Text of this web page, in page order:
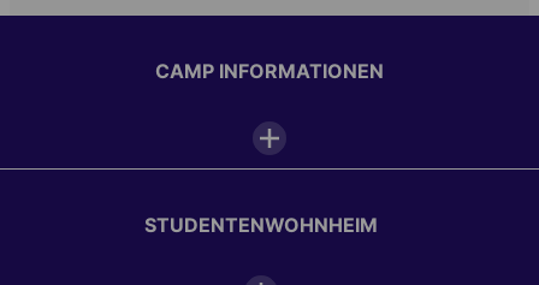
CAMP INFORMATIONEN
STUDENTENWOHNHEIM